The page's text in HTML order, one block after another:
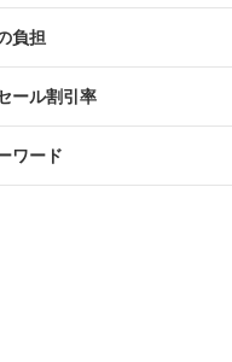
負担
ール割引率
ワード